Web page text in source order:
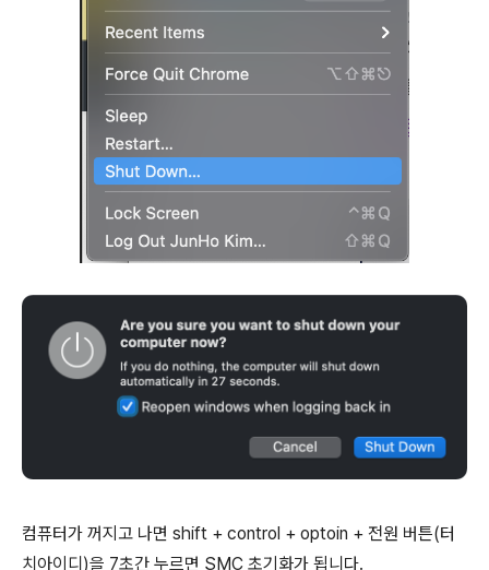
컴퓨터가 꺼지고 나면 shift + control + optoin + 전원 버튼(터
치아이디)을 7초간 누르면 SMC 초기화가 됩니다.